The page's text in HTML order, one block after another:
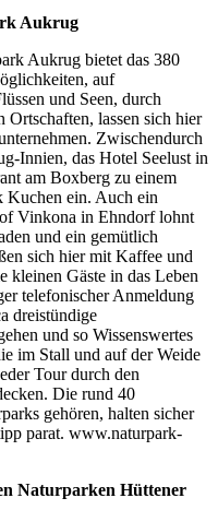
Aukrug
Aukrug bietet das 380
auf
und Seen, durch
lassen sich hier
Zwischendurch
Innien, das Hotel Seelust in
am Boxberg zu einem
Kuchen ein. Auch ein
Vinkona in Ehndorf lohnt
und ein gemütlich
sich hier mit Kaffee und
kleinen Gäste in das Leben
telefonischer Anmeldung
dreistündige
und so Wissenswertes
im Stall und auf der Weide
Tour durch den
Die rund 40
gehören, halten sicher
parat. www.naturpark-
Naturparken Hüttener